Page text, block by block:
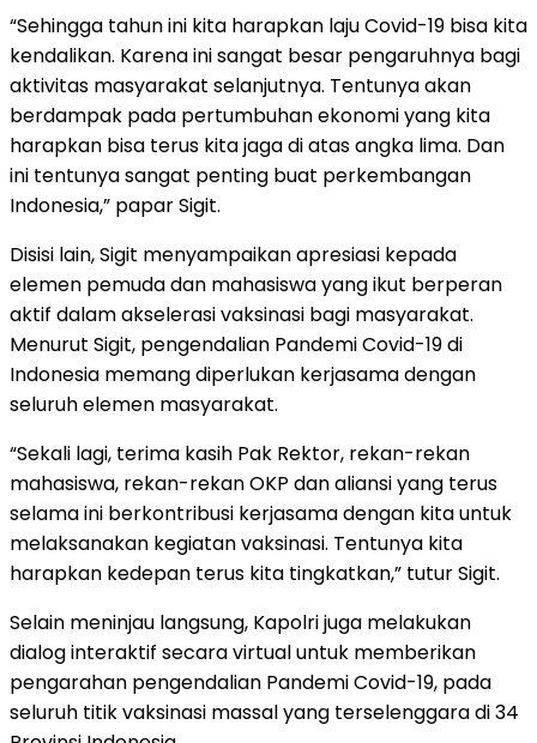
“Sehingga tahun ini kita harapkan laju Covid-19 bisa kita
kendalikan. Karena ini sangat besar pengaruhnya bagi
aktivitas masyarakat selanjutnya. Tentunya akan
berdampak pada pertumbuhan ekonomi yang kita
harapkan bisa terus kita jaga di atas angka lima. Dan
ini tentunya sangat penting buat perkembangan
Indonesia,” papar Sigit.
Disisi lain, Sigit menyampaikan apresiasi kepada
elemen pemuda dan mahasiswa yang ikut berperan
aktif dalam akselerasi vaksinasi bagi masyarakat.
Menurut Sigit, pengendalian Pandemi Covid-19 di
Indonesia memang diperlukan kerjasama dengan
seluruh elemen masyarakat.
“Sekali lagi, terima kasih Pak Rektor, rekan-rekan
mahasiswa, rekan-rekan OKP dan aliansi yang terus
selama ini berkontribusi kerjasama dengan kita untuk
melaksanakan kegiatan vaksinasi. Tentunya kita
harapkan kedepan terus kita tingkatkan,” tutur Sigit.
Selain meninjau langsung, Kapolri juga melakukan
dialog interaktif secara virtual untuk memberikan
pengarahan pengendalian Pandemi Covid-19, pada
seluruh titik vaksinasi massal yang terselenggara di 34